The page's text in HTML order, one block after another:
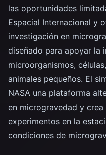
las oportunidades
Espacial Internacional y
investigación en
diseñado para apoyar la
microorganismos,
animales pequeños. El
NASA una plataforma
en microgravedad y
experimentos en la
condiciones de